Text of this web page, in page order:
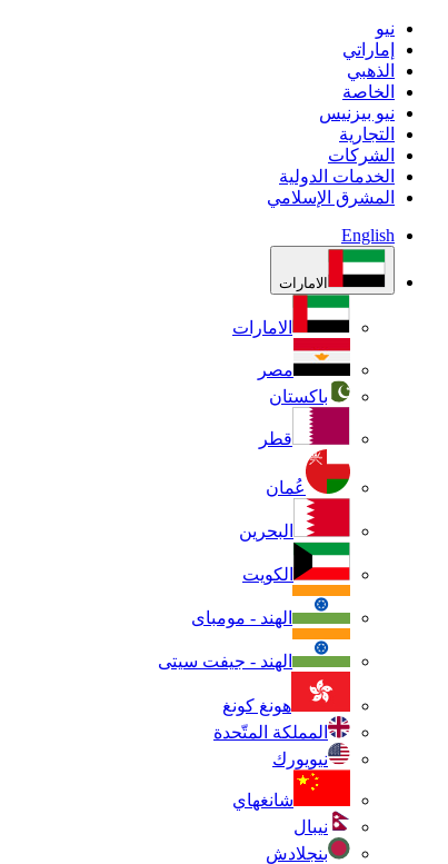
نيو
إماراتي
الذهبي
الخاصة
نيو بيزنيس
التجارية
الشركات
الخدمات الدولية
المشرق الإسلامي
English
الامارات
الامارات
مصر
باكستان
قطر
عُمان
البحرين
الكويت
الهند - مومباى
الهند - جيفت سيتى
هونغ كونغ
المملكة المتّحدة
نيويورك
شانغهاي
نيبال
بنجلادش